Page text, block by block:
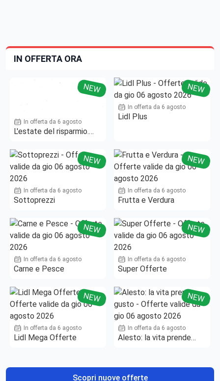
IN OFFERTA ORA
NEW
In offerta da 6 agosto
L'estate del risparmio.
NEW
In offerta da 6 agosto
Lidl Plus
NEW
In offerta da 6 agosto
Sottoprezzi
NEW
In offerta da 6 agosto
Frutta e Verdura
NEW
In offerta da 6 agosto
Carne e Pesce
NEW
In offerta da 6 agosto
Super Offerte
NEW
In offerta da 6 agosto
Lidl Mega Offerte
NEW
In offerta da 6 agosto
Alesto: la vita prende
Scopri nuove offerte